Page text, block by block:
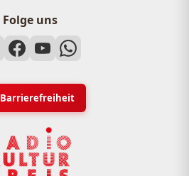
Folge uns
Barrierefreiheit